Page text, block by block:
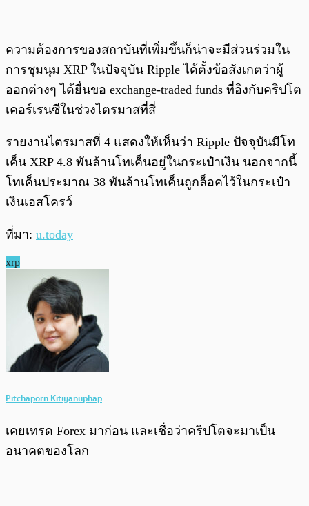
ความต้องการของสถาบันที่เพิ่มขึ้นก็น่าจะมีส่วนร่วมใน
การชุมนุม XRP ในปัจจุบัน Ripple ได้ตั้งข้อสังเกตว่าผู้
ออกต่างๆ ได้ยื่นขอ exchange-traded funds ที่อิงกับคริปโต
เคอร์เรนซีในช่วงไตรมาสที่สี่
รายงานไตรมาสที่ 4 แสดงให้เห็นว่า Ripple ปัจจุบันมีโท
เค็น XRP 4.8 พันล้านโทเค็นอยู่ในกระเป๋าเงิน นอกจากนี้
โทเค็นประมาณ 38 พันล้านโทเค็นถูกล็อคไว้ในกระเป๋า
เงินเอสโครว์
ที่มา: u.today
xrp
Pitchaporn Kitiyanuphap
เคยเทรด Forex มาก่อน และเชื่อว่าคริปโตจะมาเป็น
อนาคตของโลก